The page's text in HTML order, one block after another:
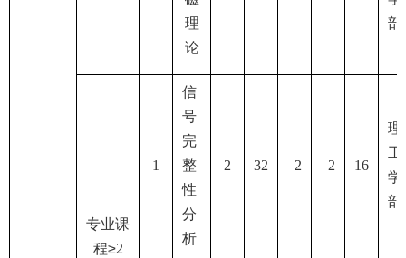
理
论
部
专业课
程≥2
1
信
号
完
整
性
分
析
2 32 2 2 16
理
工
学
部